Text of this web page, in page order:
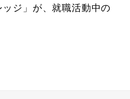
ジ」が、就職活動中の